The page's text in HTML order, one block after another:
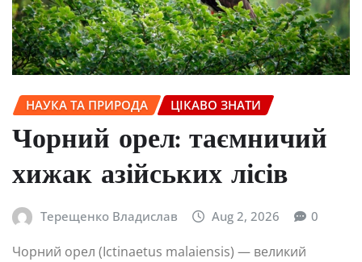
НАУКА ТА ПРИРОДА ЦІКАВО ЗНАТИ
Чорний орел: таємничий
хижак азійських лісів
Терещенко Владислав Aug 2, 2026 0
Чорний орел (Ictinaetus malaiensis) — великий